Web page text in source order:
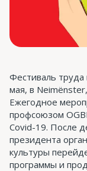
Фестиваль труда
мая, в
Ежегодное
профсоюзом
Covid-19. После
президента
культуры
программы и